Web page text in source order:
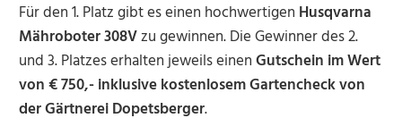
Für den 1. Platz gibt es einen hochwertigen Husqvarna
Mähroboter 308Vzu gewinnen. Die Gewinner des 2.
und 3. Platzes erhalten jeweils einenGutschein im Wert
von € 750,- inklusive kostenlosem Gartencheck von
der Gärtnerei Dopetsberger.